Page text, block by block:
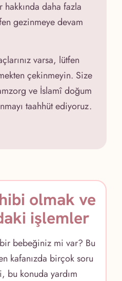
daha fazla
gezinmeye devam
varsa, lütfen
çekinmeyin. Size
ve İslamî doğum
taahhüt ediyoruz.
olmak ve
işlemler
bebeğiniz mi var? Bu
kafanızda birçok soru
bu konuda yardım